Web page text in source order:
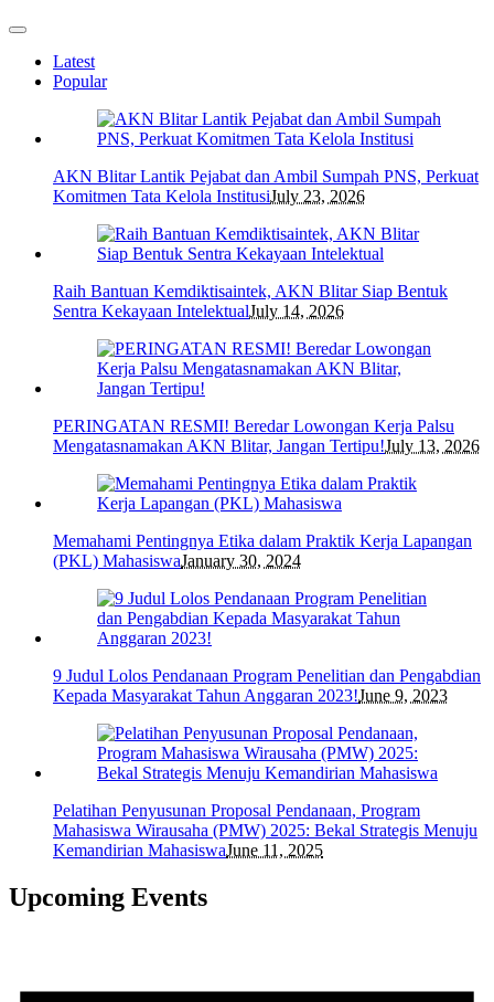
Latest
Popular
AKN Blitar Lantik Pejabat dan Ambil Sumpah PNS, Perkuat
Komitmen Tata Kelola InstitusiJuly 23, 2026
Raih Bantuan Kemdiktisaintek, AKN Blitar Siap Bentuk
Sentra Kekayaan IntelektualJuly 14, 2026
PERINGATAN RESMI! Beredar Lowongan Kerja Palsu
Mengatasnamakan AKN Blitar, Jangan Tertipu!July 13, 2026
Memahami Pentingnya Etika dalam Praktik Kerja Lapangan
(PKL) MahasiswaJanuary 30, 2024
9 Judul Lolos Pendanaan Program Penelitian dan Pengabdian
Kepada Masyarakat Tahun Anggaran 2023!June 9, 2023
Pelatihan Penyusunan Proposal Pendanaan, Program
Mahasiswa Wirausaha (PMW) 2025: Bekal Strategis Menuju
Kemandirian MahasiswaJune 11, 2025
Upcoming Events